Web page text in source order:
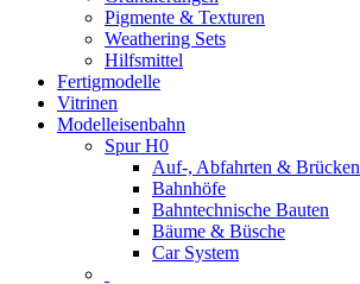
Pigmente & Texturen
Weathering Sets
Hilfsmittel
Fertigmodelle
Vitrinen
Modelleisenbahn
Spur H0
Auf-, Abfahrten & Brücken
Bahnhöfe
Bahntechnische Bauten
Bäume & Büsche
Car System